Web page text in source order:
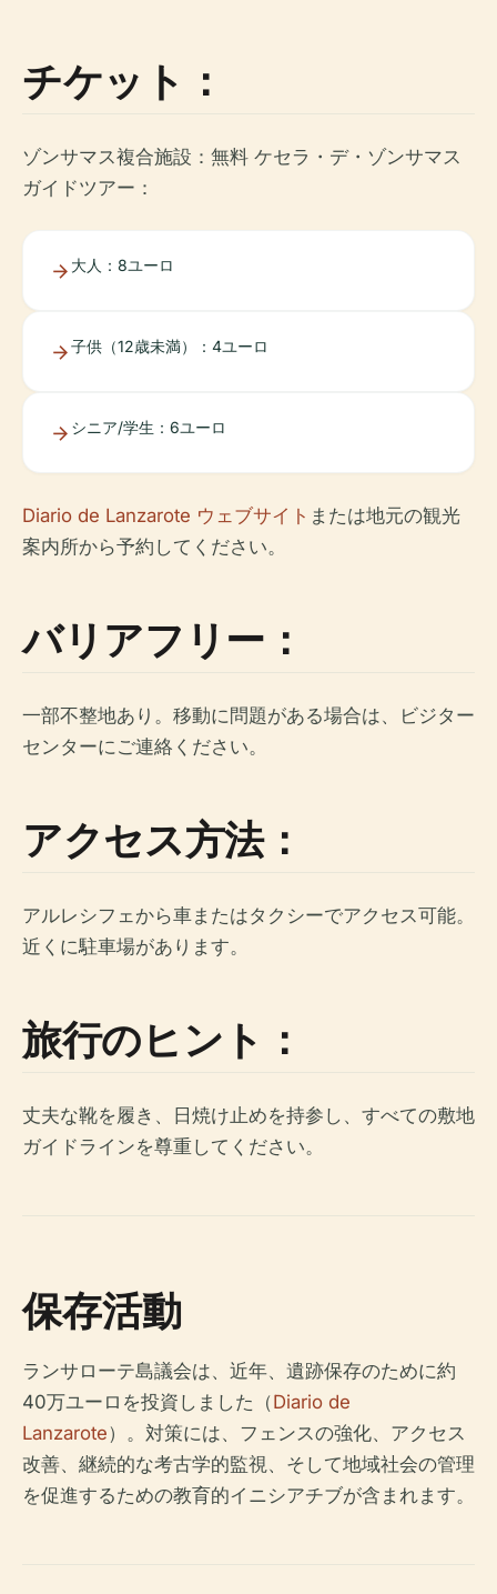
チケット：
ゾンサマス複合施設：無料 ケセラ・デ・ゾンサマス
ガイドツアー：
大人：8ユーロ
子供（12歳未満）：4ユーロ
シニア/学生：6ユーロ
Diario de Lanzarote ウェブサイト または地元の観光
案内所から予約してください。
バリアフリー：
一部不整地あり。移動に問題がある場合は、ビジター
センターにご連絡ください。
アクセス方法：
アルレシフェから車またはタクシーでアクセス可能。
近くに駐車場があります。
旅行のヒント：
丈夫な靴を履き、日焼け止めを持参し、すべての敷地
ガイドラインを尊重してください。
保存活動
ランサローテ島議会は、近年、遺跡保存のために約
40万ユーロを投資しました（Diario de
Lanzarote）。対策には、フェンスの強化、アクセス
改善、継続的な考古学的監視、そして地域社会の管理
を促進するための教育的イニシアチブが含まれます。